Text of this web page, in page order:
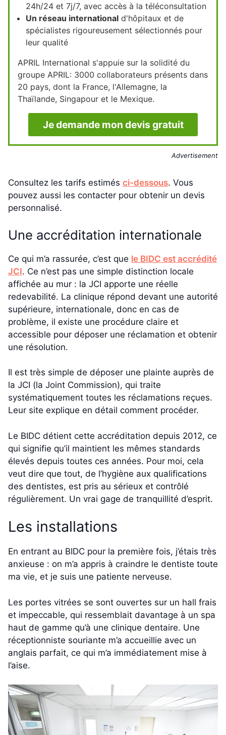
24h/24 et 7j/7, avec accès à la téléconsultation
Un réseau international d'hôpitaux et de
spécialistes rigoureusement sélectionnés pour
leur qualité
APRIL International s'appuie sur la solidité du
groupe APRIL: 3000 collaborateurs présents dans
20 pays, dont la France, l'Allemagne, la
Thaïlande, Singapour et le Mexique.
Je demande mon devis gratuit
Advertisement
Consultez les tarifs estimés ci-dessous. Vous
pouvez aussi les contacter pour obtenir un devis
personnalisé.
Une accréditation internationale
Ce qui m’a rassurée, c’est que le BIDC est accrédité
JCI. Ce n’est pas une simple distinction locale
affichée au mur : la JCI apporte une réelle
redevabilité. La clinique répond devant une autorité
supérieure, internationale, donc en cas de
problème, il existe une procédure claire et
accessible pour déposer une réclamation et obtenir
une résolution.
Il est très simple de déposer une plainte auprès de
la JCI (la Joint Commission), qui traite
systématiquement toutes les réclamations reçues.
Leur site explique en détail comment procéder.
Le BIDC détient cette accréditation depuis 2012, ce
qui signifie qu’il maintient les mêmes standards
élevés depuis toutes ces années. Pour moi, cela
veut dire que tout, de l’hygiène aux qualifications
des dentistes, est pris au sérieux et contrôlé
régulièrement. Un vrai gage de tranquillité d’esprit.
Les installations
En entrant au BIDC pour la première fois, j’étais très
anxieuse : on m’a appris à craindre le dentiste toute
ma vie, et je suis une patiente nerveuse.
Les portes vitrées se sont ouvertes sur un hall frais
et impeccable, qui ressemblait davantage à un spa
haut de gamme qu’à une clinique dentaire. Une
réceptionniste souriante m’a accueillie avec un
anglais parfait, ce qui m’a immédiatement mise à
l’aise.